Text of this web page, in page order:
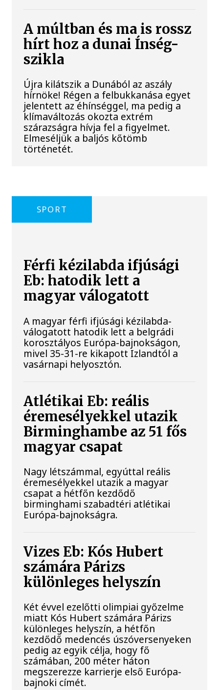
A múltban és ma is rossz
hírt hoz a dunai Ínség-
szikla
Újra kilátszik a Dunából az aszály
hírnöke! Régen a felbukkanása egyet
jelentett az éhínséggel, ma pedig a
klímaváltozás okozta extrém
szárazságra hívja fel a figyelmet.
Elmeséljük a baljós kőtömb
történetét.
SPORT
Férfi kézilabda ifjúsági
Eb: hatodik lett a
magyar válogatott
A magyar férfi ifjúsági kézilabda-
válogatott hatodik lett a belgrádi
korosztályos Európa-bajnokságon,
mivel 35-31-re kikapott Izlandtól a
vasárnapi helyosztón.
Atlétikai Eb: reális
éremesélyekkel utazik
Birminghambe az 51 fős
magyar csapat
Nagy létszámmal, egyúttal reális
éremesélyekkel utazik a magyar
csapat a hétfőn kezdődő
birminghami szabadtéri atlétikai
Európa-bajnokságra.
Vizes Eb: Kós Hubert
számára Párizs
különleges helyszín
Két évvel ezelőtti olimpiai győzelme
miatt Kós Hubert számára Párizs
különleges helyszín, a hétfőn
kezdődő medencés úszóversenyeken
pedig az egyik célja, hogy fő
számában, 200 méter háton
megszerezze karrierje első Európa-
bajnoki címét.